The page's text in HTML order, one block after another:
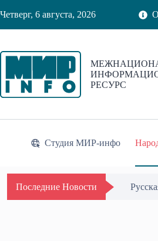
к
Четверг, 6 августа, 2026
РЕСУРС
Студия МИР-инфо
Последние Новости